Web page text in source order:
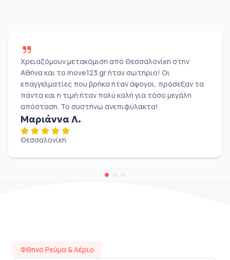
Χρειαζόμουν μετακόμιση από Θεσσαλονίκη στην
Αθήνα και το move123.gr ήταν σωτήριο! Οι
επαγγελματίες που βρήκα ήταν άψογοι, πρόσεξαν τα
πάντα και η τιμή ήταν πολύ καλή για τόσο μεγάλη
απόσταση. Το συστήνω ανεπιφύλακτα!
Μαριάννα Λ.
Θεσσαλονίκη
Φθηνό Ρεύμα & Αέριο